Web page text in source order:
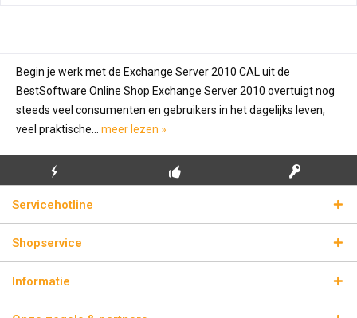
Begin je werk met de Exchange Server 2010 CAL uit de
BestSoftware Online Shop Exchange Server 2010 overtuigt nog
steeds veel consumenten en gebruikers in het dagelijks leven,
veel praktische... meer lezen »
BLIKSEMVERZENDING
LICENTIESLEUTELS
Servicehotline
Shopservice
Informatie